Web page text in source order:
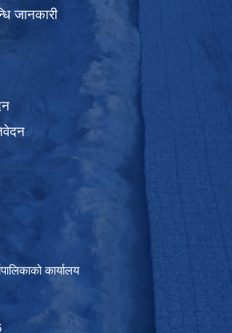
जानकारी
कार्यालय